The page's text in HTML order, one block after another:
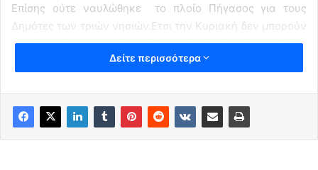
Επίσης ούτε ναυλώθηκε το πλοίο Πήγασος για τους
Δημότες των τριών νησιών.Ετσι την Κυριακή δεν μπορούν
οι ψηφοφόροι να μετακινηθούν σε Ερείκουσα Μαθράκι
Δημοτικοί συνδυασμοί και της Περιφέρειας Ιονίων Νήσων
δεν φρόντισαν όπως στις προηγούμενες εκλογικές
διαδικασίες να υπάρχει πλοίο στη γραμμή των
Δείτε περισσότερα